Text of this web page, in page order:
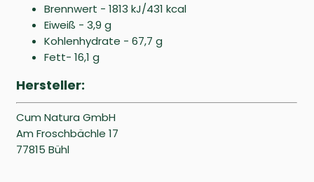
Brennwert - 1813 kJ/431 kcal
Eiweiß - 3,9 g
Kohlenhydrate - 67,7 g
Fett- 16,1 g
Hersteller:
Cum Natura GmbH
Am Froschbächle 17
77815 Bühl